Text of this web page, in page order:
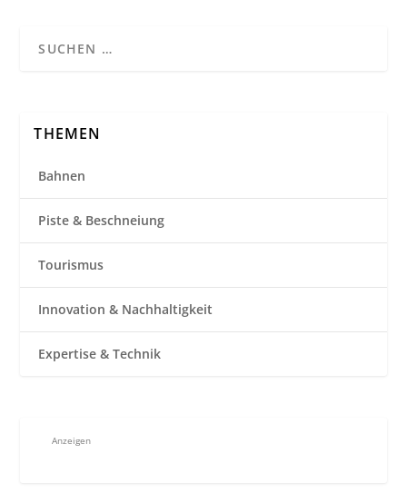
THEMEN
Bahnen
Piste & Beschneiung
Tourismus
Innovation & Nachhaltigkeit
Expertise & Technik
Anzeigen